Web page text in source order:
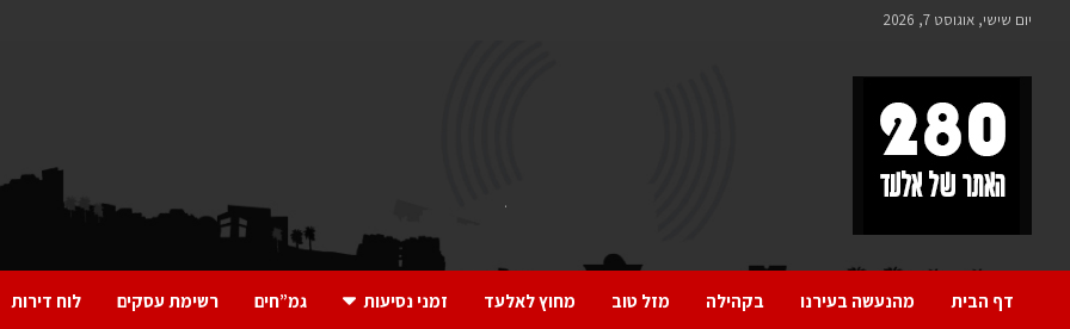
יום שישי, אוגוסט 7, 2026
280 – חדשות אלעד
דף הבית מהנעשה בעירנו בקהילה מזל טוב מחוץ לאלעד זמני נסיעות גמ”חים רשימת עסקים לוח דירות